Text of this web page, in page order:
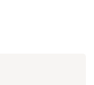
court, free private